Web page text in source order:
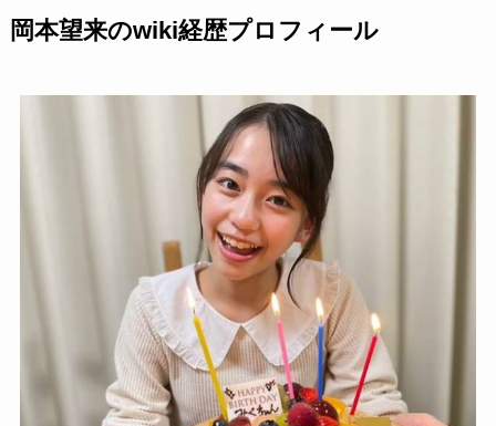
岡本望来のwiki経歴プロフィール